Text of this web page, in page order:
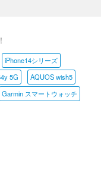
iPhone14シリーズ
5G
AQUOS wish5
Garmin スマートウォッチ